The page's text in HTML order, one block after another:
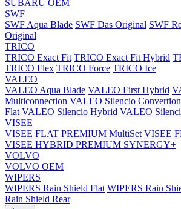
SUBARU OEM
SWF
SWF Aqua Blade SWF Das Original SWF
Original
TRICO
TRICO Exact Fit TRICO Exact Fit Hybrid
TRICO Flex TRICO Force TRICO Ice
VALEO
VALEO Aqua Blade VALEO First Hybrid
Multiconnection VALEO Silencio
Flat VALEO Silencio Hybrid VALEO
VISEE
VISEE FLAT PREMIUM MultiSet VISEE
VISEE HYBRID PREMIUM SYNERGY+
VOLVO
VOLVO OEM
WIPERS
WIPERS Rain Shield Flat WIPERS Rain
Rain Shield Rear